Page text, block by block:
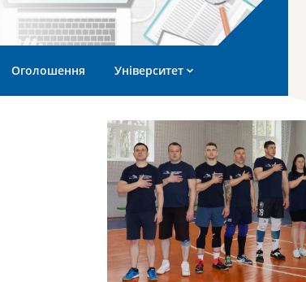
Оголошення Університет